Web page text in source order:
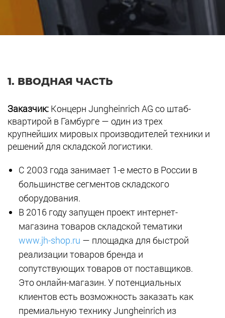
1. ВВОДНАЯ ЧАСТЬ
Заказчик: Концерн Jungheinrich AG со штаб-
квартирой в Гамбурге — один из трех
крупнейших мировых производителей техники и
решений для складской логистики.
С 2003 года занимает 1-е место в России в
большинстве сегментов складского
оборудования.
В 2016 году запущен проект интернет-
магазина товаров складской тематики
www.jh-shop.ru — площадка для быстрой
реализации товаров бренда и
сопутствующих товаров от поставщиков.
Это онлайн-магазин. У потенциальных
клиентов есть возможность заказать как
премиальную технику Jungheinrich из